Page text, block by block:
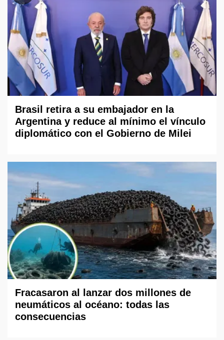
Brasil retira a su embajador en la
Argentina y reduce al mínimo el vínculo
diplomático con el Gobierno de Milei
Fracasaron al lanzar dos millones de
neumáticos al océano: todas las
consecuencias